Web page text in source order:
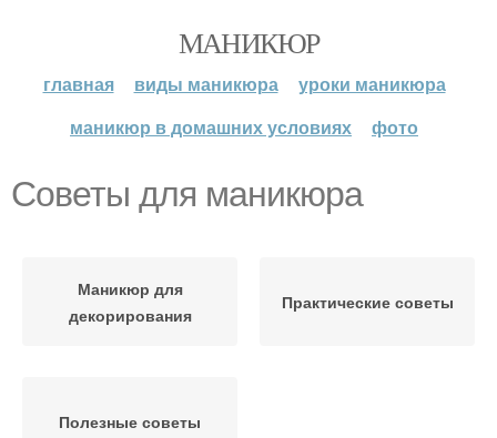
МАНИКЮР
главная виды маникюра
уроки маникюра
маникюр в домашних условиях
фото
Советы для маникюра
Маникюр для
декорирования
Практические советы
Полезные советы